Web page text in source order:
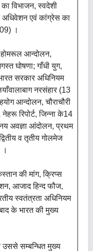
विभाजन, स्वदेशी
एवं कांग्रेस का
।
आन्दोलन,
घोषणा; गाँधी युग,
सरकार अधिनियम
नरसंहार (13
आन्दोलन, चौराचौरी
रिपोर्ट, जिन्ना के14
अवज्ञा आंदोलन, प्रथम
व तृतीय गोलमेज
।
की मांग, क्रिप्स
आजाद हिन्द फौज,
स्वतंत्रता अधिनियम
के भारत की मुख्य
उससे सम्बन्धित मुख्य